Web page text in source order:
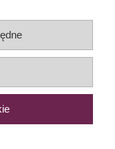
biżuterii
13, 00-144
67 66|WhatsApp|